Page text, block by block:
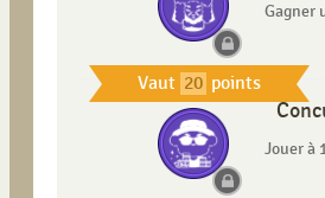
Vaut 20 points
Gagner
Jouer à